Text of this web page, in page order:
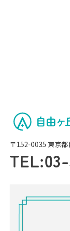
〒152-0035 東京
TEL: